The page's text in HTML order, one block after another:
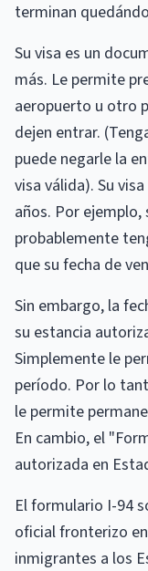
terminan
Su visa es un
más. Le permite
aeropuerto u otro
dejen entrar.
puede negarle la
visa válida). Su
años. Por ejemplo,
probablemente
que su fecha de
Sin embargo, la
su estancia
Simplemente le
período. Por lo
le permite
En cambio, el
autorizada en
El formulario I-94
oficial fronterizo
inmigrantes a los